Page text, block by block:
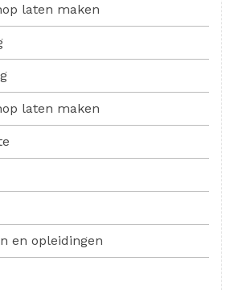
laten maken
laten maken
en opleidingen